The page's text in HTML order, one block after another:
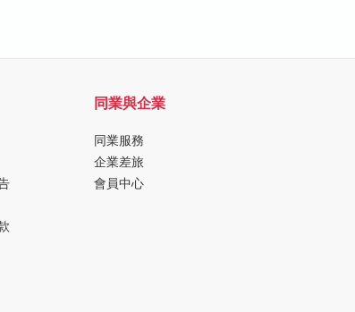
同業與企業
同業服務
企業差旅
會員中心